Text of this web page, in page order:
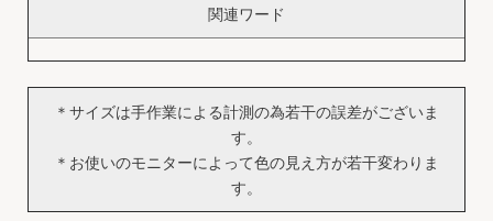
関連ワード
＊サイズは手作業による計測の為若干の誤差がございま
す。
＊お使いのモニターによって色の見え方が若干変わりま
す。